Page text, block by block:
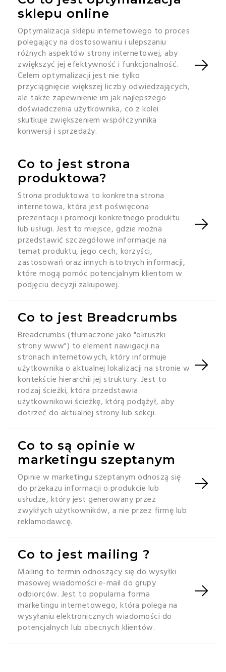
sklepu online
Optymalizacja sklepu internetowego to proces
polegający na dostosowaniu i ulepszaniu
różnych aspektów strony internetowej, aby
zwiększyć jej efektywność i funkcjonalność.
Celem optymalizacji jest nie tylko
przyciągnięcie większej liczby odwiedzających,
ale także zapewnienie im jak najlepszego
doświadczenia użytkownika, co z kolei
skutkuje zwiększeniem współczynnika
konwersji i sprzedaży.
Co to jest strona
produktowa?
Strona produktowa to konkretna strona
internetowa, która jest poświęcona
prezentacji i promocji konkretnego produktu
lub usługi. Jest to miejsce, gdzie można
przedstawić szczegółowe informacje na
temat produktu, jego cech, korzyści,
zastosowań oraz innych istotnych informacji,
które mogą pomóc potencjalnym klientom w
podjęciu decyzji zakupowej.
Co to jest Breadcrumbs
Breadcrumbs (tłumaczone jako "okruszki
strony www") to element nawigacji na
stronach internetowych, który informuje
użytkownika o aktualnej lokalizacji na stronie w
kontekście hierarchii jej struktury. Jest to
rodzaj ścieżki, która przedstawia
użytkownikowi ścieżkę, którą podążył, aby
dotrzeć do aktualnej strony lub sekcji.
Co to są opinie w
marketingu szeptanym
Opinie w marketingu szeptanym odnoszą się
do przekazu informacji o produkcie lub
usłudze, który jest generowany przez
zwykłych użytkowników, a nie przez firmę lub
reklamodawcę.
Co to jest mailing ?
Mailing to termin odnoszący się do wysyłki
masowej wiadomości e-mail do grupy
odbiorców. Jest to popularna forma
marketingu internetowego, która polega na
wysyłaniu elektronicznych wiadomości do
potencjalnych lub obecnych klientów.